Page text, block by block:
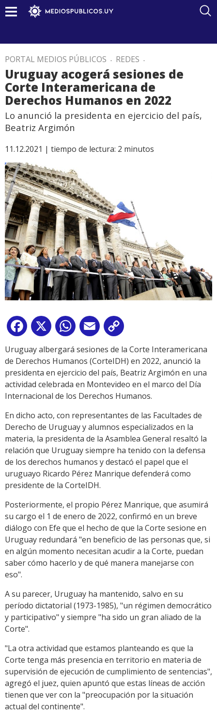
PORTAL MEDIOS PÚBLICOS . REDES .
Uruguay acogerá sesiones de
Corte Interamericana de
Derechos Humanos en 2022
Lo anunció la presidenta en ejercicio del país,
Beatriz Argimón
11.12.2021 | tiempo de lectura: 2 minutos
Facebook
X WhatsApp
Email
Link
Uruguay albergará sesiones de la Corte Interamericana
de Derechos Humanos (CorteIDH) en 2022, anunció la
presidenta en ejercicio del país, Beatriz Argimón en una
actividad celebrada en Montevideo en el marco del Día
Internacional de los Derechos Humanos.
En dicho acto, con representantes de las Facultades de
Derecho de Uruguay y alumnos especializados en la
materia, la presidenta de la Asamblea General resaltó la
relación que Uruguay siempre ha tenido con la defensa
de los derechos humanos y destacó el papel que el
uruguayo Ricardo Pérez Manrique defenderá como
presidente de la CorteIDH.
Posteriormente, el propio Pérez Manrique, que asumirá
su cargo el 1 de enero de 2022, confirmó en un breve
diálogo con Efe que el hecho de que la Corte sesione en
Uruguay redundará "en beneficio de las personas que, si
en algún momento necesitan acudir a la Corte, puedan
saber cómo hacerlo y de qué manera manejarse con
eso".
A su parecer, Uruguay ha mantenido, salvo en su
período dictatorial (1973-1985), "un régimen democrático
y participativo" y siempre "ha sido un gran aliado de la
Corte".
"La otra actividad que estamos planteando es que la
Corte tenga más presencia en territorio en materia de
supervisión de ejecución de cumplimiento de sentencias",
agregó el juez, quien apuntó que estas líneas de acción
tienen que ver con la "preocupación por la situación
actual del continente".